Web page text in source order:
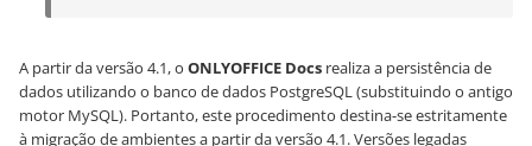
A partir da versão 4.1, o ONLYOFFICE Docs realiza a persistência de
dados utilizando o banco de dados PostgreSQL (substituindo o antigo
motor MySQL). Portanto, este procedimento destina-se estritamente
à migração de ambientes a partir da versão 4.1. Versões legadas